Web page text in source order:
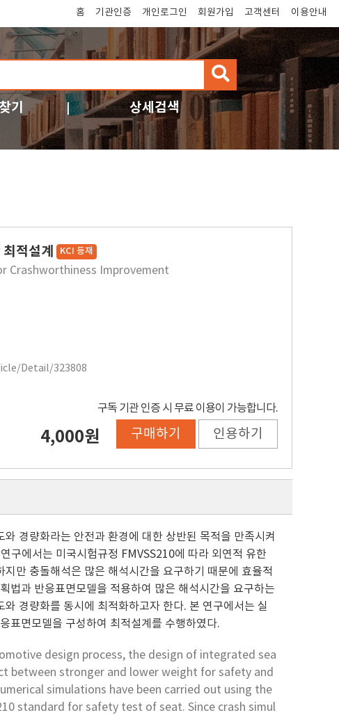
홈 기관인증 개인로그인 회원가입 고객센터 이용안내
검
색
기 상세검색
최적설계 KCI 등재
Crashworthiness Improvement
Detail/323808
구독 기관 인증 시 무료 이용이 가능합니다.
4,000원 구매하기 인용하기
경량화라는 안전과 환경에 대한 상반된 목적을 만족시켜
구에서는 미국시험규정 FMVSS210에 따라 외연적 유한
만 충돌해석은 많은 해석시간을 요구하기 때문에 효율적
법과 반응표면모델을 적용하여 많은 해석시간을 요구하는
경량화를 동시에 최적화하고자 한다. 본 연구에서는 실
표면모델을 구성하여 최적설계를 수행하였다.
design process, the design of integrated sea
between stronger and lower weight for safety and
simulations have been carried out using the
standard for safety test of seat. Since crash simul